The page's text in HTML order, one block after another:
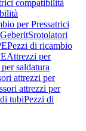
compatibilità
per Pressatrici
Srotolatori
Pezzi di ricambio
Attrezzi per
saldatura
attrezzi per
attrezzi per
tubiPezzi di